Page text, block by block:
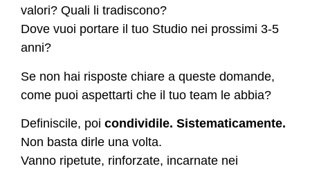
valori? Quali li tradiscono?
Dove vuoi portare il tuo Studio nei prossimi 3-5
anni?
Se non hai risposte chiare a queste domande,
come puoi aspettarti che il tuo team le abbia?
Definiscile, poi condividile. Sistematicamente.
Non basta dirle una volta.
Vanno ripetute, rinforzate, incarnate nei